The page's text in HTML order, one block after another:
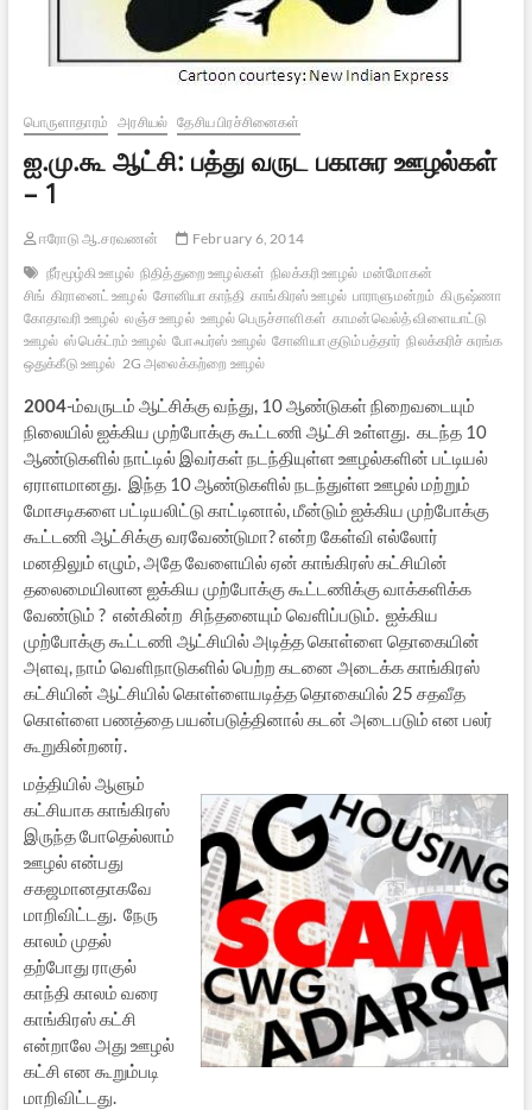
பொருளாதாரம் அரசியல் தேசிய பிரச்சினைகள்
ஐ.மு.கூ ஆட்சி: பத்து வருட பகாசுர ஊழல்கள்
– 1
ஈரோடு ஆ.சரவணன்
February 6, 2014
நீர்மூழ்கி ஊழல் நிதித்துறை ஊழல்கள் நிலக்கரி ஊழல் மன்மோகன்
சிங் கிரானைட் ஊழல் சோனியா காந்தி காங்கிரஸ் ஊழல் பாராளுமன்றம் கிருஷ்ணா
கோதாவரி ஊழல் லஞ்ச ஊழல் ஊழல் பெருச்சாளிகள் காமன்வெல்த் விளையாட்டு
ஊழல் ஸ்பெக்ட்ரம் ஊழல் போஃபர்ஸ் ஊழல் சோனியா குடும்பத்தார் நிலக்கரிச் சுரங்க
ஒதுக்கீடு ஊழல் 2G அலைக்கற்றை ஊழல்
2004-ம்வருடம் ஆட்சிக்கு வந்து, 10 ஆண்டுகள் நிறைவடையும்
நிலையில் ஐக்கிய முற்போக்கு கூட்டணி ஆட்சி உள்ளது. கடந்த 10
ஆண்டுகளில் நாட்டில் இவர்கள் நடந்தியுள்ள ஊழல்களின் பட்டியல்
ஏராளமானது. இந்த 10 ஆண்டுகளில் நடந்துள்ள ஊழல் மற்றும்
மோசடிகளை பட்டியலிட்டு காட்டினால், மீன்டும் ஐக்கிய முற்போக்கு
கூட்டணி ஆட்சிக்கு வரவேண்டுமா? என்ற கேள்வி எல்லோர்
மனதிலும் எழும், அதே வேளையில் ஏன் காங்கிரஸ் கட்சியின்
தலைமையிலான ஐக்கிய முற்போக்கு கூட்டணிக்கு வாக்களிக்க
வேண்டும் ? என்கின்ற சிந்தனையும் வெளிப்படும். ஐக்கிய
முற்போக்கு கூட்டணி ஆட்சியில் அடித்த கொள்ளை தொகையின்
அளவு, நாம் வெளிநாடுகளில் பெற்ற கடனை அடைக்க காங்கிரஸ்
கட்சியின் ஆட்சியில் கொள்ளையடித்த தொகையில் 25 சதவீத
கொள்ளை பணத்தை பயன்படுத்தினால் கடன் அடைபடும் என பலர்
கூறுகின்றனர்.
மத்தியில் ஆளும்
கட்சியாக காங்கிரஸ்
இருந்த போதெல்லாம்
ஊழல் என்பது
சகஜமானதாகவே
மாறிவிட்டது. நேரு
காலம் முதல்
தற்போது ராகுல்
காந்தி காலம் வரை
காங்கிரஸ் கட்சி
என்றாலே அது ஊழல்
கட்சி என கூறும்படி
மாறிவிட்டது.